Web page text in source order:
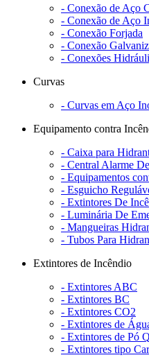
- Conexão de Aço
- Conexão de Aço
- Conexão Forjada
- Conexão
- Conexões
Curvas
- Curvas em Aço
Equipamento contra
- Caixa para
- Central Alarme
- Equipamentos
- Esguicho
- Extintores De
- Luminária De
- Mangueiras
- Tubos Para
Extintores de Incêndio
- Extintores ABC
- Extintores BC
- Extintores CO2
- Extintores de
- Extintores de Pó
- Extintores tipo